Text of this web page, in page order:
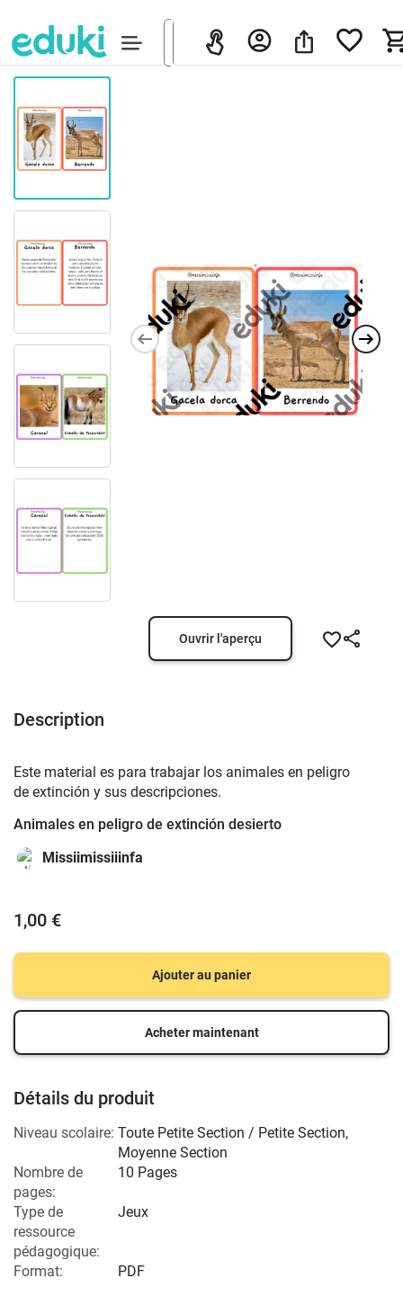
Ouvrir l'aperçu
Description
Este material es para trabajar los animales en peligro
de extinción y sus descripciones.
Animales en peligro de extinción desierto
Missiimissiiinfa
1,00 €
Ajouter au panier
Acheter maintenant
Détails du produit
Niveau scolaire: Toute Petite Section / Petite Section,
Moyenne Section
Nombre de
pages:
10 Pages
Type de
ressource
pédagogique:
Jeux
Format: PDF